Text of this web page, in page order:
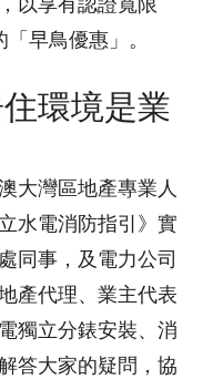
以享有認證寬限
早鳥優惠」。
環境是業
大灣區地產專業人
水電消防指引》實
同事，及電力公司
產代理、業主代表
獨立分錶安裝、消
答大家的疑問，協